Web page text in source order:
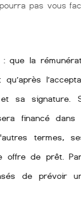
pas vous
que la
qu’après
sa signature.
financé
termes,
offre de prêt.
de prévoir